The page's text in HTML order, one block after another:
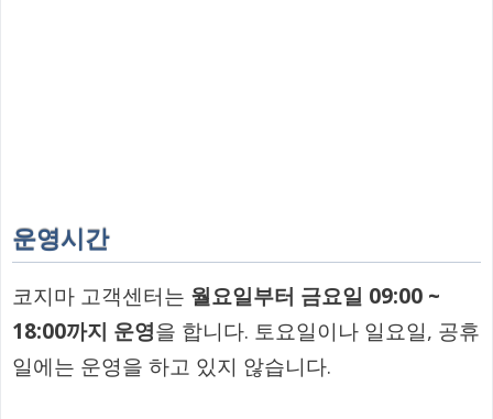
운영시간
코지마 고객센터는 월요일부터 금요일 09:00 ~
18:00까지 운영을 합니다. 토요일이나 일요일, 공휴
일에는 운영을 하고 있지 않습니다.